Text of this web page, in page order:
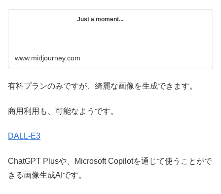
Just a moment...
www.midjourney.com
有料プランのみですが、綺麗な画像を生成できます。
商用利用も、可能なようです。
DALL-E3
ChatGPT Plusや、Microsoft Copilotを通じて使うことがで
きる画像生成AIです。